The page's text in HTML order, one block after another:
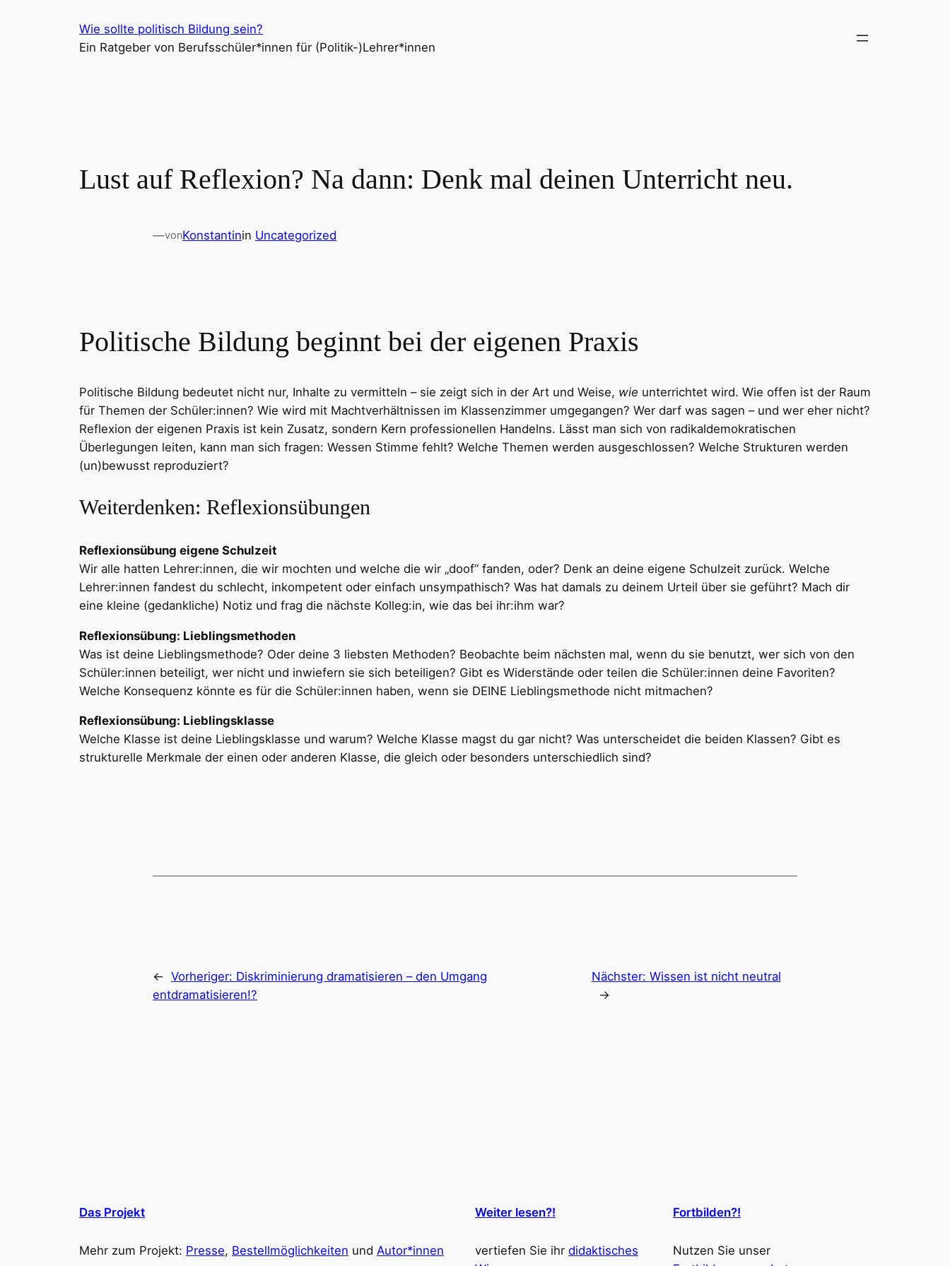
Wie sollte politisch Bildung sein?
Ein Ratgeber von Berufsschüler*innen für (Politik-)Lehrer*innen
Lust auf Reflexion? Na dann: Denk mal deinen Unterricht neu.
—vonKonstantinin Uncategorized
Politische Bildung beginnt bei der eigenen Praxis
Politische Bildung bedeutet nicht nur, Inhalte zu vermitteln – sie zeigt sich in der Art und Weise, wie unterrichtet wird. Wie offen ist der Raum
für Themen der Schüler:innen? Wie wird mit Machtverhältnissen im Klassenzimmer umgegangen? Wer darf was sagen – und wer eher nicht?
Reflexion der eigenen Praxis ist kein Zusatz, sondern Kern professionellen Handelns. Lässt man sich von radikaldemokratischen
Überlegungen leiten, kann man sich fragen: Wessen Stimme fehlt? Welche Themen werden ausgeschlossen? Welche Strukturen werden
(un)bewusst reproduziert?
Weiterdenken: Reflexionsübungen
Reflexionsübung eigene Schulzeit
Wir alle hatten Lehrer:innen, die wir mochten und welche die wir „doof“ fanden, oder? Denk an deine eigene Schulzeit zurück. Welche
Lehrer:innen fandest du schlecht, inkompetent oder einfach unsympathisch? Was hat damals zu deinem Urteil über sie geführt? Mach dir
eine kleine (gedankliche) Notiz und frag die nächste Kolleg:in, wie das bei ihr:ihm war?
Reflexionsübung: Lieblingsmethoden
Was ist deine Lieblingsmethode? Oder deine 3 liebsten Methoden? Beobachte beim nächsten mal, wenn du sie benutzt, wer sich von den
Schüler:innen beteiligt, wer nicht und inwiefern sie sich beteiligen? Gibt es Widerstände oder teilen die Schüler:innen deine Favoriten?
Welche Konsequenz könnte es für die Schüler:innen haben, wenn sie DEINE Lieblingsmethode nicht mitmachen?
Reflexionsübung: Lieblingsklasse
Welche Klasse ist deine Lieblingsklasse und warum? Welche Klasse magst du gar nicht? Was unterscheidet die beiden Klassen? Gibt es
strukturelle Merkmale der einen oder anderen Klasse, die gleich oder besonders unterschiedlich sind?
← Vorheriger: Diskriminierung dramatisieren – den Umgang
entdramatisieren!?
Nächster: Wissen ist nicht neutral
→
Das Projekt
Mehr zum Projekt: Presse, Bestellmöglichkeiten und Autor*innen
Weiter lesen?!
vertiefen Sie ihr didaktisches
Fortbilden?!
Nutzen Sie unser